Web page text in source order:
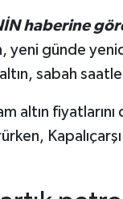
haberine
yeni günde
sabah
altın